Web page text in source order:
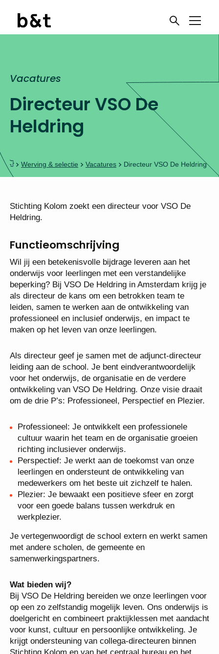
Directeur VSO De
Heldring
Vacatures
Werving & selectie Vacatures Directeur VSO De Heldring
Stichting Kolom zoekt een directeur voor VSO De
Heldring.
Functieomschrijving
Wil jij een betekenisvolle bijdrage leveren aan het
onderwijs voor leerlingen met een verstandelijke
beperking? Bij VSO De Heldring in Amsterdam krijg
je als directeur de kans om een betrokken team te
leiden, samen te werken aan de ontwikkeling van
professioneel en inclusief onderwijs, en impact te
maken op het leven van onze leerlingen.
Als directeur geef je samen met de adjunct-directeur
leiding aan de school. Je bent eindverantwoordelijk
voor het onderwijs, de organisatie en de verdere
ontwikkeling van VSO De Heldring. Onze visie
draait om de drie P’s: Professioneel, Perspectief en
Professioneel: Je ontwikkelt een professionele
cultuur waarin het team en de organisatie groeien
richting inclusiever onderwijs.
Perspectief: Je werkt aan de toekomst van onze
leerlingen en ondersteunt de ontwikkeling van
medewerkers om het beste uit zichzelf te halen.
Plezier: Je bewaakt een positieve sfeer en zorgt
voor een goede balans tussen werkdruk en
Je vertegenwoordigt de school extern en werkt
samen met andere scholen, de gemeente en
Wat bieden wij?
Bij VSO De Heldring bereiden we onze leerlingen
voor op een zo zelfstandig mogelijk leven. Ons
onderwijs is doelgericht en combineert
praktijklessen met aandacht voor kunst, cultuur en